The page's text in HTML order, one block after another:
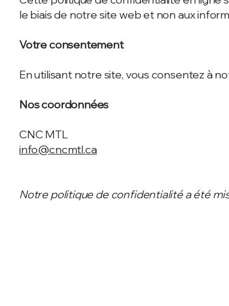
le biais de notre site web et non aux
Votre consentement
En utilisant notre site, vous consentez à
Nos coordonnées
CNC MTL
info@cncmtl.ca
Notre politique de confidentialité a été